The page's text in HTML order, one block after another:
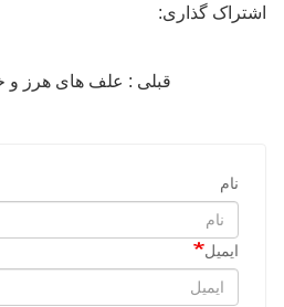
اشتراک گذاری:
قبلی : علف های هرز و
نام
ایمیل